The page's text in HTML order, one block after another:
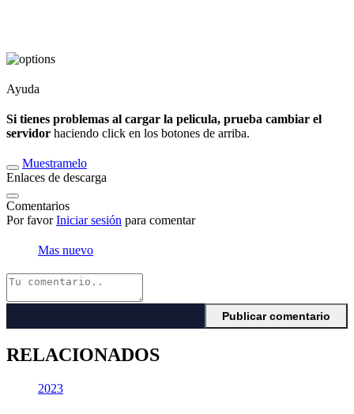
Ayuda
Si tienes problemas al cargar la pelicula, prueba cambiar el
servidor haciendo click en los botones de arriba.
Muestramelo
Enlaces de descarga
Comentarios
Por favorIniciar sesión para comentar
Mas nuevo
RELACIONADOS
2023